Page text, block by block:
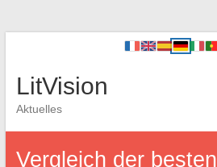
LitVision
Aktuelles
Vergleich der besten